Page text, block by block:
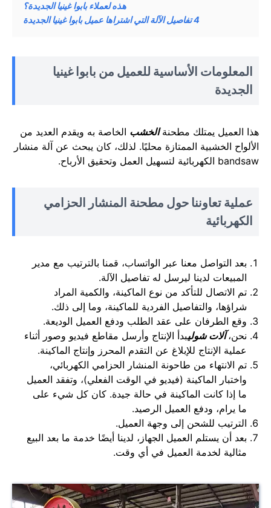
هذه لعملاء بابوا غينيا الجديدة؟
4تفاصيل الآلة التي اشتراها عميل بابوا غينيا الجديدة
المعلومات الأساسية للعميل من بابوا غينيا
الجديدة
هذا العميل يمتلك مطحنةالخشب الخاصة به ويقدم العديد من
الألواح الخشبية الممتازة محليًا. لذلك، كان يبحث عن آلة منشار
bandsaw الكهربائية لتسهيل العمل وتحقيق الأرباح.
عملية تعاوننا حول مطحنة المنشار الحزامي
الكهربائية
بعد التواصل معنا عبر الواتساب، قمنا بالترتيب مع مدير
المبيعات لدينا ليرسل له تفاصيل الآلة.
تم الاتصال للتأكد من نوع الماكينة، والكمية المراد
شراؤها، والتفاصيل الفردية للماكينة، وما إلى ذلك.
وقع الطرفان على عقد الطلب ودفع العميل الوديعة.
نحن،آلات شوليبدأ الإنتاج وأرسل مقاطع فيديو وصور أثناء
عملية الإنتاج للإبلاغ عن التقدم المحرز وإنتاج الماكينة.
تم الانتهاء من طاحونة المنشار الحزامي الكهربائي،
واختبار الماكينة (فيديو في الوقت الفعلي)، وتفقد العميل
ما إذا كانت الماكينة في حالة جيدة. كان كل شيء على
ما يرام، ودفع العميل الرصيد.
الترتيب للشحن إلى وجهة العميل.
بعد أن يستلم العميل الجهاز، لدينا أيضًا خدمة ما بعد البيع
مثالية لخدمة العميل في أي وقت.